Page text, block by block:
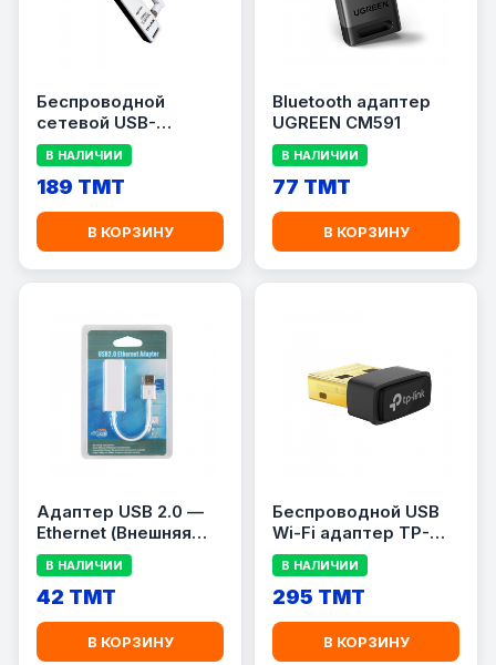
Беспроводной
сетевой USB-
адаптер TPLINK TL-
WN722N
В НАЛИЧИИ
189 TMT
В КОРЗИНУ
Bluetooth адаптер
UGREEN CM591
В НАЛИЧИИ
77 TMT
В КОРЗИНУ
Адаптер USB 2.0 —
Ethernet (Внешняя
сетевая карта)
В НАЛИЧИИ
42 TMT
В КОРЗИНУ
Беспроводной USB
Wi-Fi адаптер TP-
Link Archer T3U Nano
AC1300, Dual Band
(2.4/5 ГГц), до 1300
Мбит/с
В НАЛИЧИИ
295 TMT
В КОРЗИНУ